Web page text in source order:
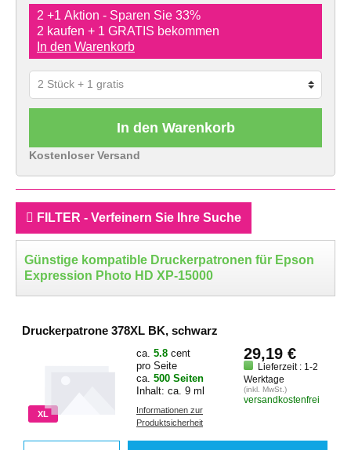
2 +1 Aktion - Sparen Sie 33%
2 kaufen + 1 GRATIS bekommen
In den Warenkorb
In den Warenkorb
Kostenloser Versand
FILTER - Verfeinern Sie Ihre Suche
Günstige kompatible Druckerpatronen für Epson
Expression Photo HD XP-15000
Druckerpatrone 378XL BK, schwarz
XL
ca. 5.8 cent
pro Seite
ca. 500 Seiten
Inhalt: ca. 9 ml
Informationen zur
Produktsicherheit
29,19 €
Lieferzeit : 1-2
Werktage
(inkl. MwSt.)
versandkostenfrei